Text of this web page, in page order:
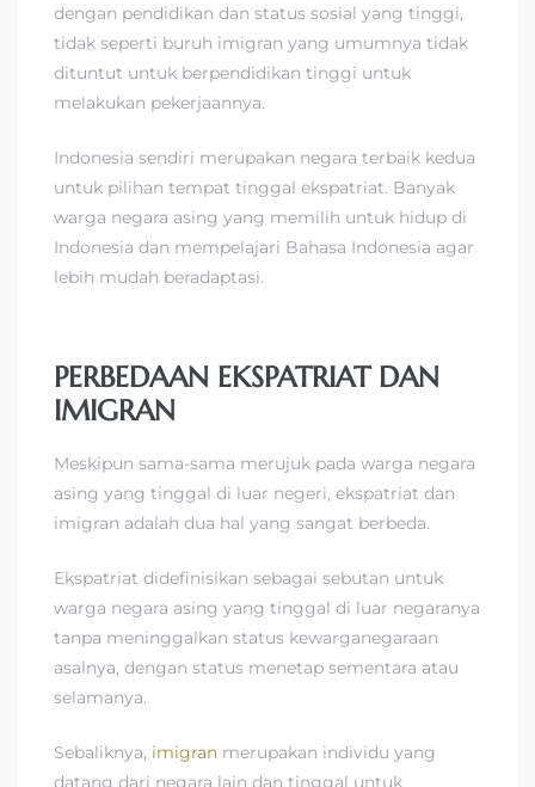
dengan pendidikan dan status sosial yang tinggi,
tidak seperti buruh imigran yang umumnya tidak
dituntut untuk berpendidikan tinggi untuk
melakukan pekerjaannya.
Indonesia sendiri merupakan negara terbaik kedua
untuk pilihan tempat tinggal ekspatriat. Banyak
warga negara asing yang memilih untuk hidup di
Indonesia dan mempelajari Bahasa Indonesia agar
lebih mudah beradaptasi.
PERBEDAAN EKSPATRIAT DAN
IMIGRAN
Meskipun sama-sama merujuk pada warga negara
asing yang tinggal di luar negeri, ekspatriat dan
imigran adalah dua hal yang sangat berbeda.
Ekspatriat didefinisikan sebagai sebutan untuk
warga negara asing yang tinggal di luar negaranya
tanpa meninggalkan status kewarganegaraan
asalnya, dengan status menetap sementara atau
selamanya.
Sebaliknya, imigran merupakan individu yang
datang dari negara lain dan tinggal untuk